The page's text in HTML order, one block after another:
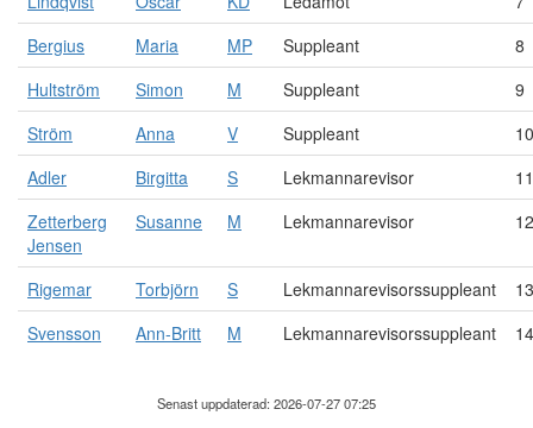
Bergius
Maria MP Suppleant
8
Hultström
Simon M Suppleant
9
Ström
Anna V Suppleant
10
Adler
Birgitta S Lekmannarevisor
11
Zetterberg
Jensen
Susanne M Lekmannarevisor 12
Rigemar Torbjörn S Lekmannarevisorssuppleant
13
Svensson
Ann-Britt M Lekmannarevisorssuppleant 14
Senast uppdaterad: 2026-07-27 07:25